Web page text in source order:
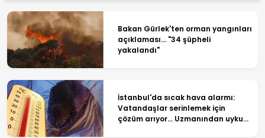
Bakan Gürlek'ten orman yangınları
açıklaması... "34 şüpheli
yakalandı"
İstanbul'da sıcak hava alarmı:
Vatandaşlar serinlemek için
çözüm arıyor... Uzmanından uyku